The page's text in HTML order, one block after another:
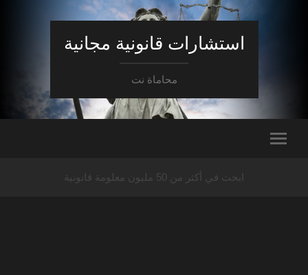
استشارات قانونية مجانية
محاماة نت
ابحث في أكثر من 50 مليون معلومة قانونية